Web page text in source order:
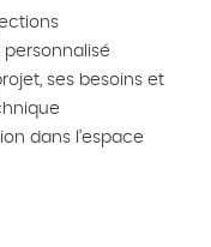
ses besoins et
dans l’espace